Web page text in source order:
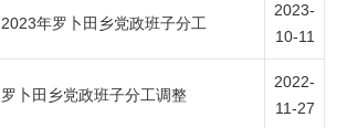
2023年罗卜田乡党政班子分工
2023-
10-11
罗卜田乡党政班子分工调整
2022-
11-27